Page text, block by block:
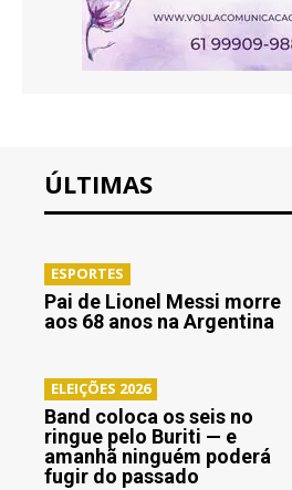
ÚLTIMAS
ESPORTES
Pai de Lionel Messi morre
aos 68 anos na Argentina
ELEIÇÕES 2026
Band coloca os seis no
ringue pelo Buriti — e
amanhã ninguém poderá
fugir do passado